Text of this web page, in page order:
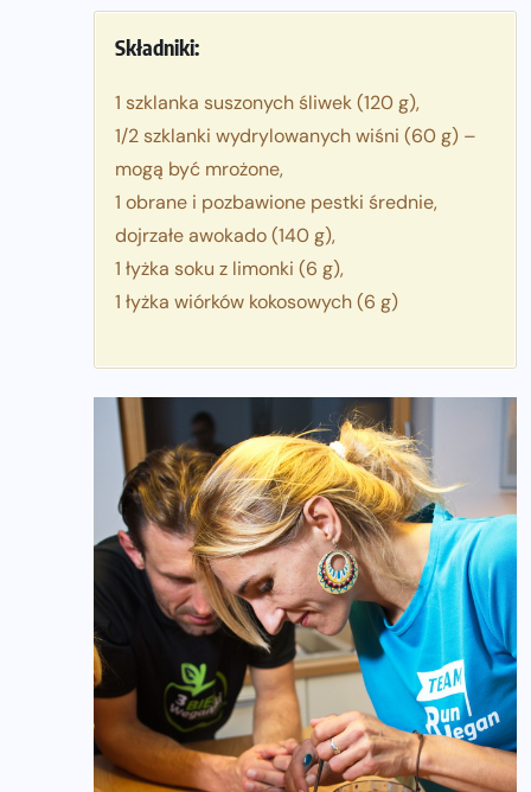
Składniki:
1 szklanka suszonych śliwek (120 g),
1/2 szklanki wydrylowanych wiśni (60 g) –
mogą być mrożone,
1 obrane i pozbawione pestki średnie,
dojrzałe awokado (140 g),
1 łyżka soku z limonki (6 g),
1 łyżka wiórków kokosowych (6 g)